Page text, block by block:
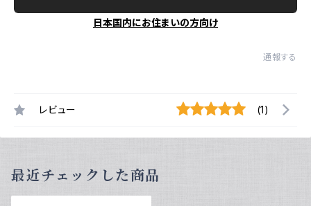
日本国内にお住まいの方向け
通報する
レビュー (1)
最近チェックした商品